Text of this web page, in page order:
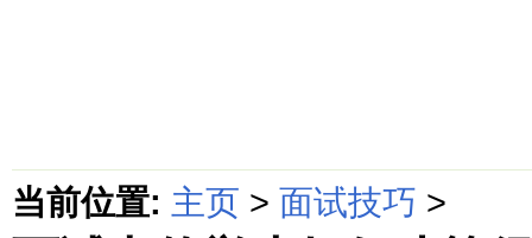
当前位置: 主页 > 面试技巧 >